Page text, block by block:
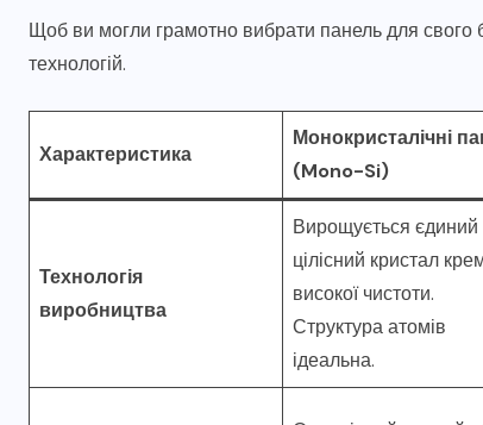
Щоб ви могли грамотно вибрати панель для свого
технологій.
Характеристика
Монокристалічні
(Mono-Si)
Технологія
виробництва
Вирощується єдиний
цілісний кристал
високої чистоти.
Структура атомів
ідеальна.